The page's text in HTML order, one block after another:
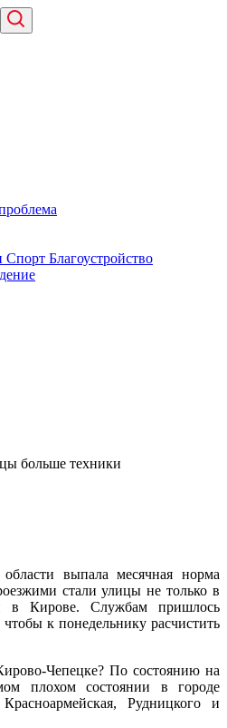
Спорт Благоустройство
больше техники
выпала месячная норма
стали улицы не только в
в Кирове. Службам пришлось
к понедельнику расчистить
Чепецке? По состоянию на
плохом состоянии в городе
Рудницкого и